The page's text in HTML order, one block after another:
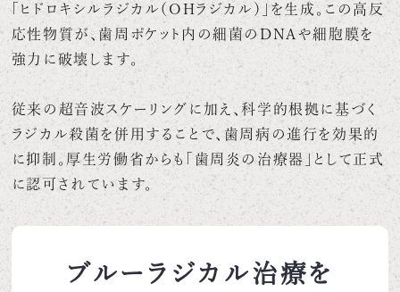
「ヒドロキシルラジカル（OHラジカル）」を生成。この高反
応性物質が、歯周ポケット内の細菌のDNAや細胞膜を
強力に破壊します。
従来の超音波スケーリングに加え、科学的根拠に基づく
ラジカル殺菌を併用することで、歯周病の進行を効果的
に抑制。厚生労働省からも「歯周炎の治療器」として正式
に認可されています。
ブルーラジカル治療を